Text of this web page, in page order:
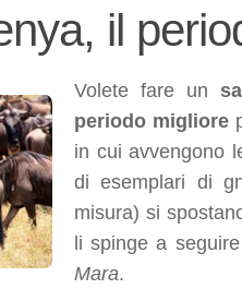
il
Volete fare un
periodo migliore
in cui avvengono
di esemplari di
misura) si
li spinge a
Mara.